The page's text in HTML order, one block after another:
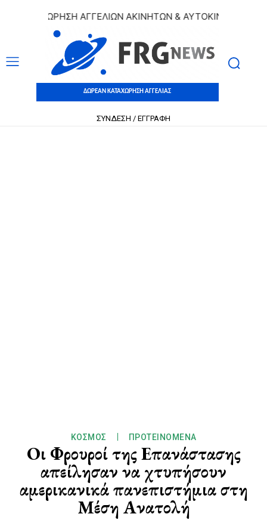
ΑΓΓΕΛΙΩΝ ΑΚΙΝΗΤΩΝ & ΑΥΤΟΚΙΝΗΤΩΝ |
ΔΩΡΕΑΝ ΚΑΤΑΧΩΡΗΣΗ ΑΓΓΕΛΙΑΣ
ΣΥΝΔΕΣΗ / ΕΓΓΡΑΦΗ
ΚΌΣΜΟΣ ΠΡΟΤΕΙΝΌΜΕΝΑ
Οι Φρουροί της Επανάστασης
απείλησαν να χτυπήσουν
αμερικανικά πανεπιστήμια στη
Μέση Ανατολή